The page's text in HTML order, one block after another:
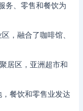
务、零售和餐饮为
，融合了咖啡馆、
居区，亚洲超市和
餐饮和零售业发达